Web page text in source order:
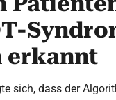
erkannt
sich, dass der